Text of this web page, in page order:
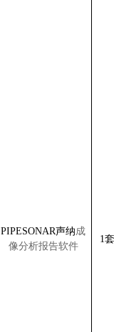
PIPESONAR声纳成
像分析报告软件
1套